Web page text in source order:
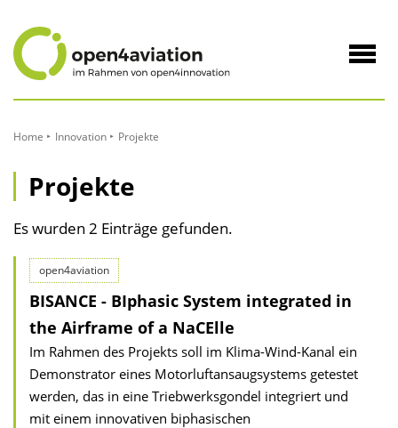
Inhalt
Home Innovation Projekte
Projekte
Es wurden 2 Einträge gefunden.
open4aviation
BISANCE - BIphasic System integrated in
the Airframe of a NaCElle
Im Rahmen des Projekts soll im Klima-Wind-Kanal ein
Demonstrator eines Motorluftansaugsystems getestet
werden, das in eine Triebwerksgondel integriert und
mit einem innovativen biphasischen